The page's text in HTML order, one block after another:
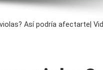
Así podría afectarte|